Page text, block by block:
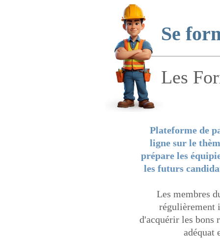
Se
Les
Plateforme de
ligne sur le
prépare les
les futurs
Les membres
régulièrement
d'acquérir les bons
adéquat